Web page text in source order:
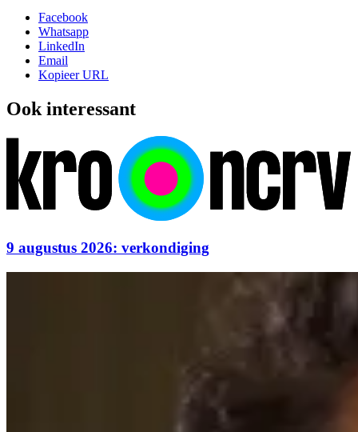
Facebook
Whatsapp
LinkedIn
Email
Kopieer URL
Ook interessant
9 augustus 2026: verkondiging